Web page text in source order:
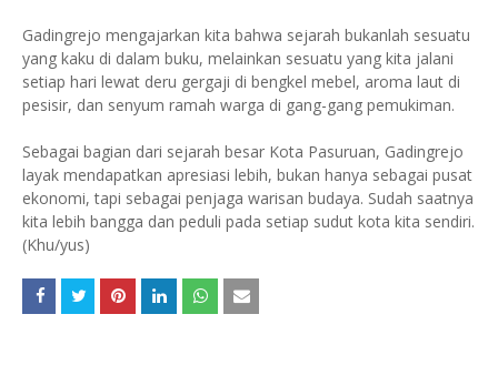
Gadingrejo mengajarkan kita bahwa sejarah bukanlah sesuatu
yang kaku di dalam buku, melainkan sesuatu yang kita jalani
setiap hari lewat deru gergaji di bengkel mebel, aroma laut di
pesisir, dan senyum ramah warga di gang-gang pemukiman.
Sebagai bagian dari sejarah besar Kota Pasuruan, Gadingrejo
layak mendapatkan apresiasi lebih, bukan hanya sebagai pusat
ekonomi, tapi sebagai penjaga warisan budaya. Sudah saatnya
kita lebih bangga dan peduli pada setiap sudut kota kita sendiri.
(Khu/yus)